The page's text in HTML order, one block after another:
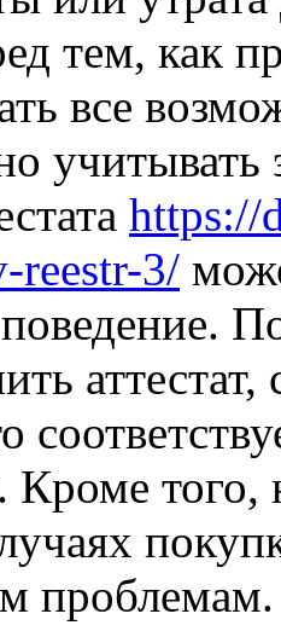
тем, как
все
учитывать
https://
reestr-3/
аттестат,
того,